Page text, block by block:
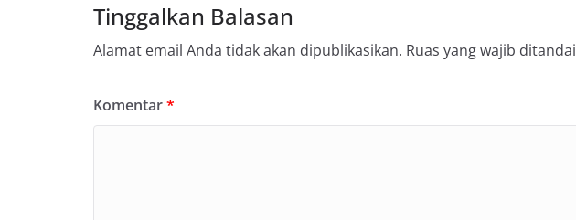
Tinggalkan Balasan
Alamat email Anda tidak akan dipublikasikan. Ruas yang wajib ditandai
Komentar*